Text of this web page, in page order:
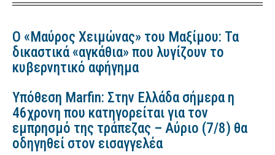
Ο «Μαύρος Χειμώνας» του Μαξίμου: Τα
δικαστικά «αγκάθια» που λυγίζουν το
κυβερνητικό αφήγημα
Υπόθεση Marfin: Στην Ελλάδα σήμερα η
46χρονη που κατηγορείται για τον
εμπρησμό της τράπεζας – Αύριο (7/8) θα
οδηγηθεί στον εισαγγελέα